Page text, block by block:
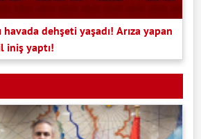
havada dehşeti yaşadı! Arıza yapan
iniş yaptı!